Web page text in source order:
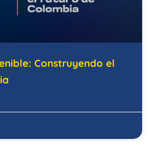
Construyendo el